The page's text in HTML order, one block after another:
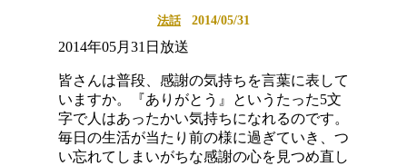
法話2014/05/31
2014年05月31日放送
皆さんは普段、感謝の気持ちを言葉に表して
いますか。『ありがとう』というたった5文
字で人はあったかい気持ちになれるのです。
毎日の生活が当たり前の様に過ぎていき、つ
い忘れてしまいがちな感謝の心を見つめ直し